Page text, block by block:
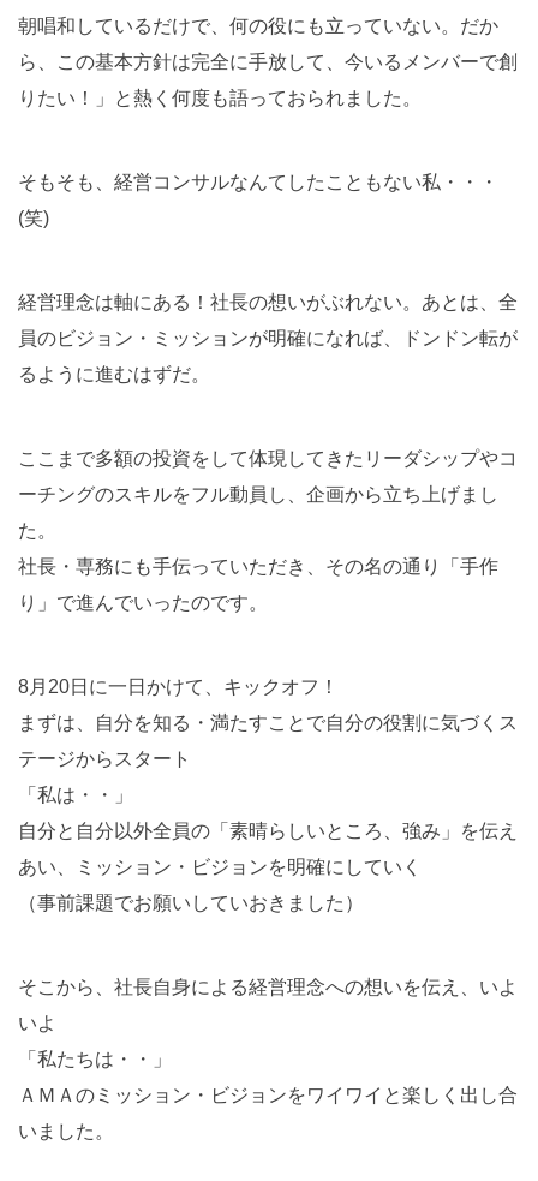
朝唱和しているだけで、何の役にも立っていない。だか
ら、この基本方針は完全に手放して、今いるメンバーで創
りたい！」と熱く何度も語っておられました。
そもそも、経営コンサルなんてしたこともない私・・・
(笑)
経営理念は軸にある！社長の想いがぶれない。あとは、全
員のビジョン・ミッションが明確になれば、ドンドン転が
るように進むはずだ。
ここまで多額の投資をして体現してきたリーダシップやコ
ーチングのスキルをフル動員し、企画から立ち上げまし
た。
社長・専務にも手伝っていただき、その名の通り「手作
り」で進んでいったのです。
8月20日に一日かけて、キックオフ！
まずは、自分を知る・満たすことで自分の役割に気づくス
テージからスタート
「私は・・」
自分と自分以外全員の「素晴らしいところ、強み」を伝え
あい、ミッション・ビジョンを明確にしていく
（事前課題でお願いしていおきました）
そこから、社長自身による経営理念への想いを伝え、いよ
いよ
「私たちは・・」
ＡＭＡのミッション・ビジョンをワイワイと楽しく出し合
いました。